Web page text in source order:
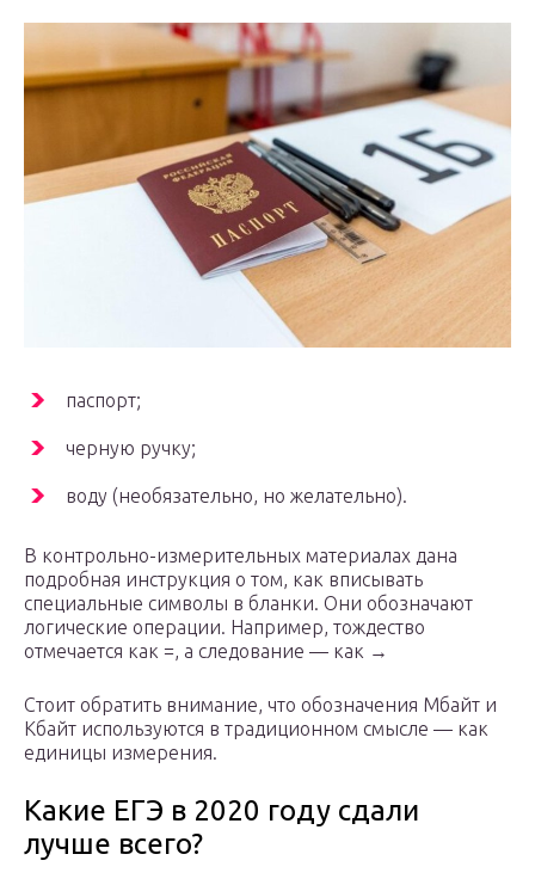
паспорт;
черную ручку;
воду (необязательно, но желательно).
В контрольно-измерительных материалах дана
подробная инструкция о том, как вписывать
специальные символы в бланки. Они обозначают
логические операции. Например, тождество
отмечается как =, а следование — как →
Стоит обратить внимание, что обозначения Мбайт и
Кбайт используются в традиционном смысле — как
единицы измерения.
Какие ЕГЭ в 2020 году сдали
лучше всего?